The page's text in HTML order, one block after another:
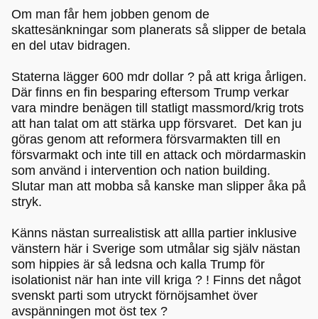
Om man får hem jobben genom de
skattesänkningar som planerats så slipper de betala
en del utav bidragen.
Staterna lägger 600 mdr dollar ? på att kriga årligen.
Där finns en fin besparing eftersom Trump verkar
vara mindre benägen till statligt massmord/krig trots
att han talat om att stärka upp försvaret. Det kan ju
göras genom att reformera försvarmakten till en
försvarmakt och inte till en attack och mördarmaskin
som använd i intervention och nation building.
Slutar man att mobba så kanske man slipper åka på
stryk.
Känns nästan surrealistisk att allla partier inklusive
vänstern här i Sverige som utmålar sig själv nästan
som hippies är så ledsna och kalla Trump för
isolationist när han inte vill kriga ? ! Finns det något
svenskt parti som utryckt förnöjsamhet över
avspänningen mot öst tex ?